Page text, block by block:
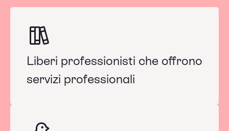
Liberi professionisti che offrono
servizi professionali